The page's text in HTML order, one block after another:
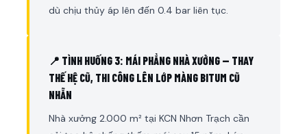
dù chịu thủy áp lên đến 0.4 bar liên tục.
📍 TÌNH HUỐNG 3: MÁI PHẲNG NHÀ XƯỞNG — THAY
THẾ HỆ CŨ, THI CÔNG LÊN LỚP MÀNG BITUM CŨ
NHẴN
Nhà xưởng 2.000 m² tại KCN Nhơn Trạch cần